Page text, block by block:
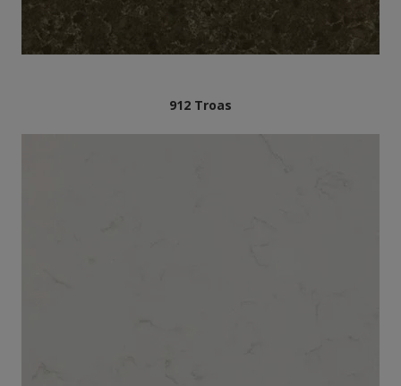
912 Troas